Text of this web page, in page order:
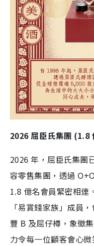
2026 屈臣氏集團 (1.8
2026 年，屈臣氏集團
容零售集團，透過
1.8 億名會員緊密相連
「易賞錢家族」成員
豐 B 及屈仔樽，象徵
力令每一位顧客會心微